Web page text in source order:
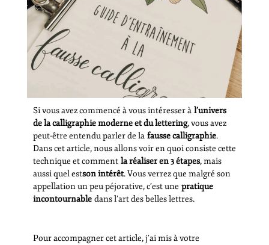
Si vous avez commencé à vous intéresser àl’univers
de la calligraphie moderne et du lettering, vous avez
peut-être entendu parler de la fausse calligraphie.
Dans cet article, nous allons voir en quoi consiste cette
technique et comment la réaliser en 3 étapes, mais
aussi quel estson intérêt. Vous verrez que malgré son
appellation un peu péjorative, c’est une pratique
incontournabledans l’art des belles lettres.
Pour accompagner cet article, j’ai mis à votre